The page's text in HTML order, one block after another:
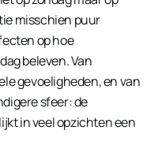
misschien puur
op hoe
beleven. Van
gevoeligheden, en van
sfeer: de
in veel opzichten een